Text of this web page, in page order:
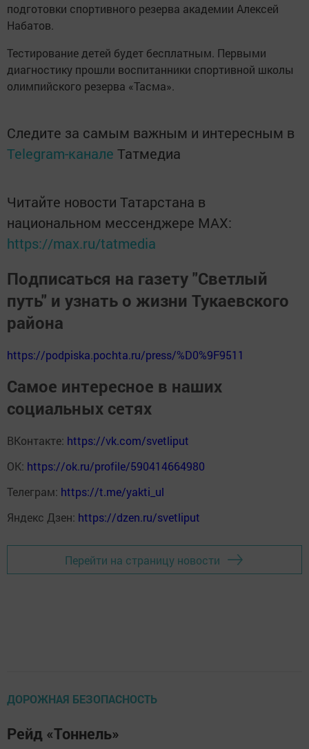
подготовки спортивного резерва академии Алексей
Набатов.
Тестирование детей будет бесплатным. Первыми
диагностику прошли воспитанники спортивной школы
олимпийского резерва «Тасма».
Следите за самым важным и интересным в
Telegram-канале Татмедиа
Читайте новости Татарстана в
национальном мессенджере MАХ:
https://max.ru/tatmedia
Подписаться на газету "Светлый
путь" и узнать о жизни Тукаевского
района
https://podpiska.pochta.ru/press/%D0%9F9511
Самое интересное в наших
социальных сетях
ВКонтакте: https://vk.com/svetliput
ОК: https://ok.ru/profile/590414664980
Телеграм: https://t.me/yakti_ul
Яндекс Дзен: https://dzen.ru/svetliput
Перейти на страницу новости
ДОРОЖНАЯ БЕЗОПАСНОСТЬ
Рейд «Тоннель»